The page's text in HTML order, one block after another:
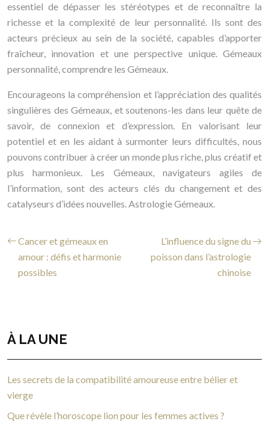
essentiel de dépasser les stéréotypes et de reconnaître la
richesse et la complexité de leur personnalité. Ils sont des
acteurs précieux au sein de la société, capables d’apporter
fraîcheur, innovation et une perspective unique. Gémeaux
personnalité, comprendre les Gémeaux.
Encourageons la compréhension et l’appréciation des qualités
singulières des Gémeaux, et soutenons-les dans leur quête de
savoir, de connexion et d’expression. En valorisant leur
potentiel et en les aidant à surmonter leurs difficultés, nous
pouvons contribuer à créer un monde plus riche, plus créatif et
plus harmonieux. Les Gémeaux, navigateurs agiles de
l’information, sont des acteurs clés du changement et des
catalyseurs d’idées nouvelles. Astrologie Gémeaux.
Cancer et gémeaux en
amour : défis et harmonie
possibles
L’influence du signe du
poisson dans l’astrologie
chinoise
À LA UNE
Les secrets de la compatibilité amoureuse entre bélier et
vierge
Que révèle l’horoscope lion pour les femmes actives ?